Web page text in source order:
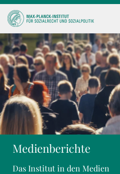
Medienberichte
Das Institut in den Medien